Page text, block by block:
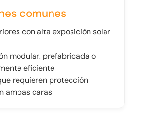
comunes
con alta exposición solar
modular, prefabricada o
eficiente
requieren protección
ambas caras